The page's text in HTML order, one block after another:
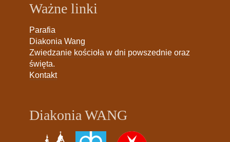
Ważne linki
Parafia
Diakonia Wang
Zwiedzanie kościoła w dni powszednie oraz
święta.
Kontakt
Diakonia WANG